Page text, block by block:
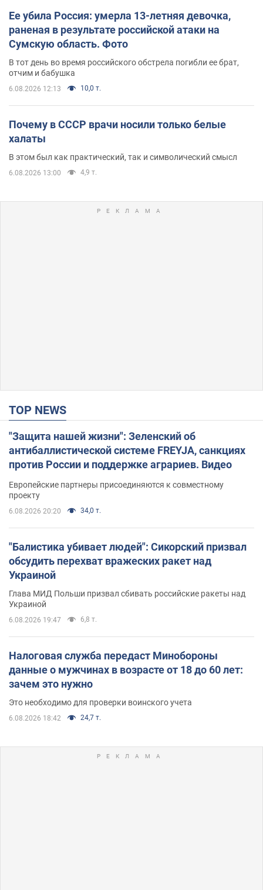
Ее убила Россия: умерла 13-летняя девочка,
раненая в результате российской атаки на
Сумскую область. Фото
В тот день во время российского обстрела погибли ее брат,
отчим и бабушка
6.08.2026 12:13 10,0 т.
Почему в СССР врачи носили только белые
халаты
В этом был как практический, так и символический смысл
6.08.2026 13:00 4,9 т.
TOP NEWS
"Защита нашей жизни": Зеленский об
антибаллистической системе FREYJA, санкциях
против России и поддержке аграриев. Видео
Европейские партнеры присоединяются к совместному
проекту
6.08.2026 20:20 34,0 т.
"Балистика убивает людей": Сикорский призвал
обсудить перехват вражеских ракет над
Украиной
Глава МИД Польши призвал сбивать российские ракеты над
Украиной
6.08.2026 19:47 6,8 т.
Налоговая служба передаст Минобороны
данные о мужчинах в возрасте от 18 до 60 лет:
зачем это нужно
Это необходимо для проверки воинского учета
6.08.2026 18:42 24,7 т.